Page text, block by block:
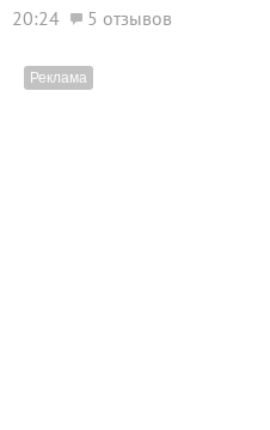
20:24 5 отзывов